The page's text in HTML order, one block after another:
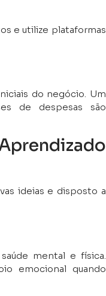
e utilize plataformas
do negócio. Um
de despesas são
ideias e disposto a
mental e física.
emocional quando